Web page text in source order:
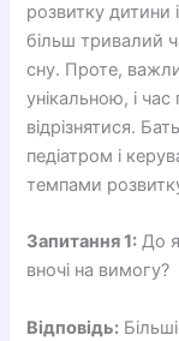
розвитку дитини
більш тривалий
сну. Проте,
унікальною, і
відрізнятися.
педіатром і
темпами
Запитання 1: До
вночі на вимогу?
Відповідь: